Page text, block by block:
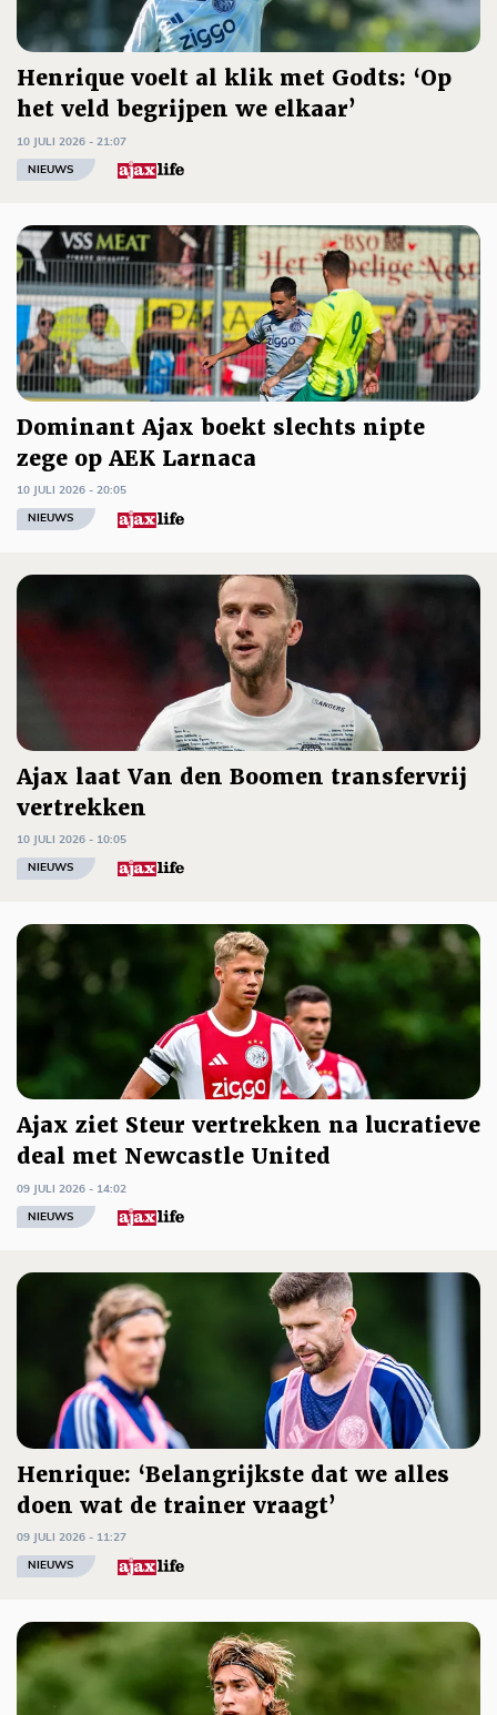
Henrique voelt al klik met Godts: ‘Op
het veld begrijpen we elkaar’
10 JULI 2026 - 21:07
NIEUWS
Dominant Ajax boekt slechts nipte
zege op AEK Larnaca
10 JULI 2026 - 20:05
NIEUWS
Ajax laat Van den Boomen transfervrij
vertrekken
10 JULI 2026 - 10:05
NIEUWS
Ajax ziet Steur vertrekken na lucratieve
deal met Newcastle United
09 JULI 2026 - 14:02
NIEUWS
Henrique: ‘Belangrijkste dat we alles
doen wat de trainer vraagt’
09 JULI 2026 - 11:27
NIEUWS